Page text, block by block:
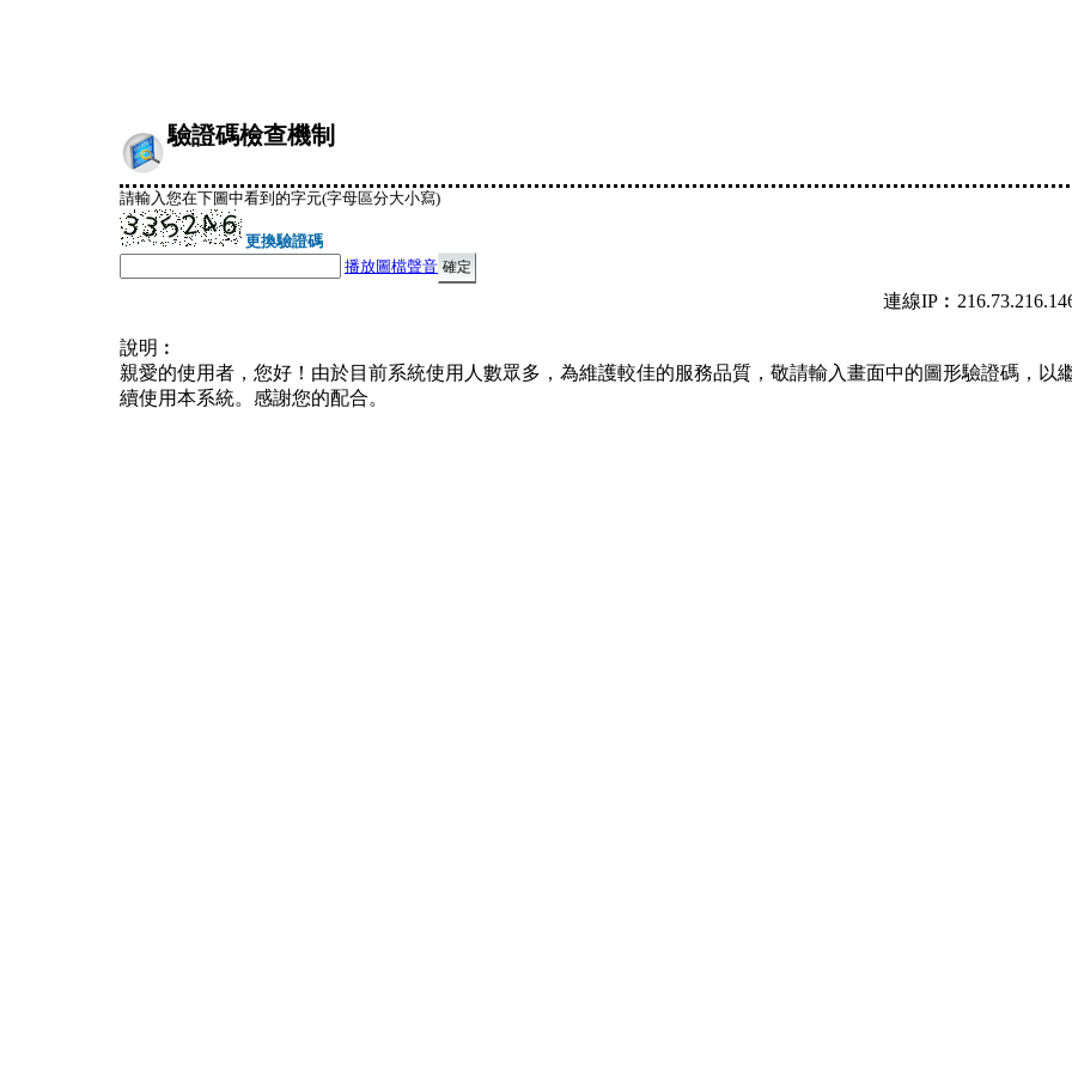
驗證碼檢查機制
請輸入您在下圖中看到的字元(字母區分大小寫)
更換驗證碼
播放圖檔聲音
連線
說明︰
親愛的使用者，您好！由於目前系統使用人數眾多，為維護較佳的服務品質，敬請輸入畫面中的圖形驗證碼，以
續使用本系統。感謝您的配合。